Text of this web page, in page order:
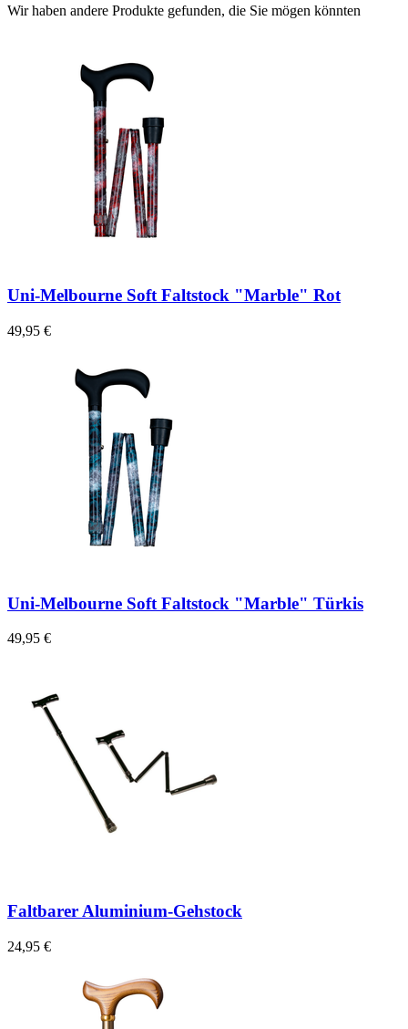
Wir haben andere Produkte gefunden, die Sie mögen könnten
Uni-Melbourne Soft Faltstock "Marble" Rot
49,95 €
Uni-Melbourne Soft Faltstock "Marble" Türkis
49,95 €
Faltbarer Aluminium-Gehstock
24,95 €